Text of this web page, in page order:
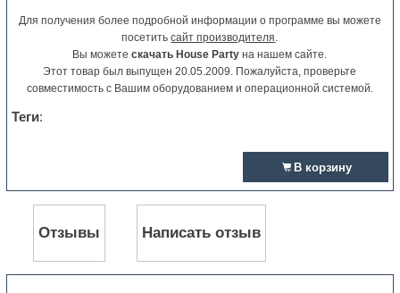
Для получения более подробной информации о программе вы можете
посетитьсайт производителя.
Вы можетескачать House Party на нашем сайте.
Этот товар был выпущен 20.05.2009. Пожалуйста, проверьте
совместимость с Вашим оборудованием и операционной системой.
Теги:
В корзину
Отзывы Написать отзыв